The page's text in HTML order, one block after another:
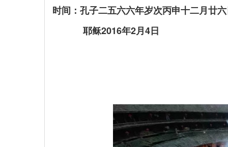
时间：孔子二五六六年岁次丙申十二月廿
耶稣2016年2月4日